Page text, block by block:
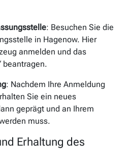
: Besuchen Sie die
in Hagenow. Hier
anmelden und das
beantragen.
: Nachdem Ihre Anmeldung
Sie ein neues
geprägt und an Ihrem
muss.
Erhaltung des